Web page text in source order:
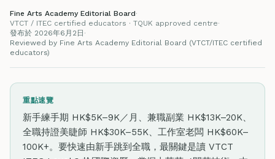
Fine Arts Academy Editorial Board·
VTCT / ITEC certified educators · TQUK approved centre·
發布於 2026年6月2日 ·
Reviewed by Fine Arts Academy Editorial Board (VTCT/ITEC certified
educators)
重點速覽
新手練手期 HK$5K–9K／月、兼職副業 HK$13K–20K、
全職持證美睫師 HK$30K–55K、工作室老闆 HK$60K–
100K+。要快速由新手跳到全職，最關鍵是讀 VTCT